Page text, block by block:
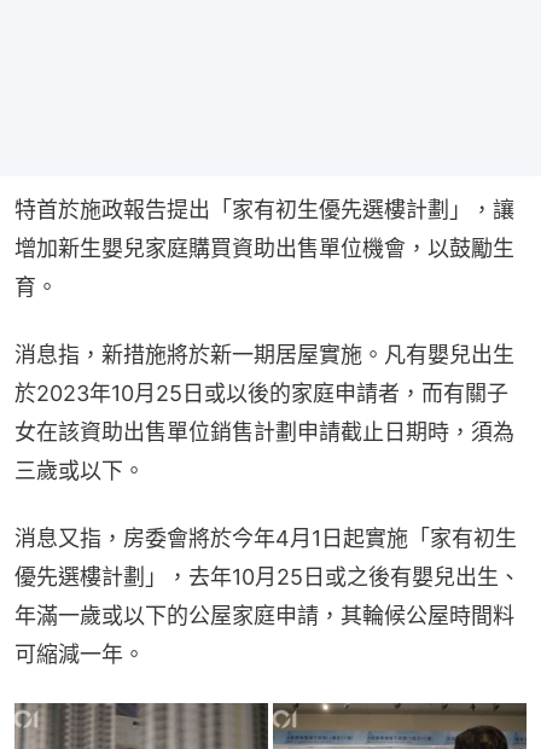
特首於施政報告提出「家有初生優先選樓計劃」，讓
增加新生嬰兒家庭購買資助出售單位機會，以鼓勵生
育。
消息指，新措施將於新一期居屋實施。凡有嬰兒出生
於2023年10月25日或以後的家庭申請者，而有關子
女在該資助出售單位銷售計劃申請截止日期時，須為
三歲或以下。
消息又指，房委會將於今年4月1日起實施「家有初生
優先選樓計劃」，去年10月25日或之後有嬰兒出生、
年滿一歲或以下的公屋家庭申請，其輪候公屋時間料
可縮減一年。